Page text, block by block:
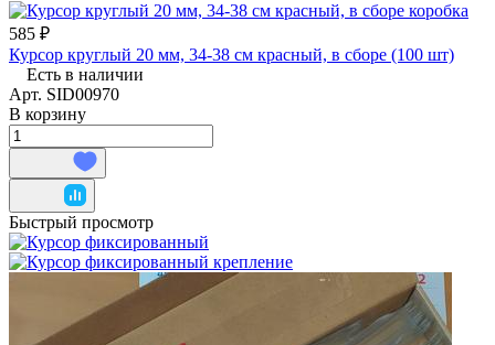
585 ₽
Курсор круглый 20 мм, 34-38 см красный, в сборе (100 шт)
Есть в наличии
Арт. SID00970
В корзину
Быстрый просмотр